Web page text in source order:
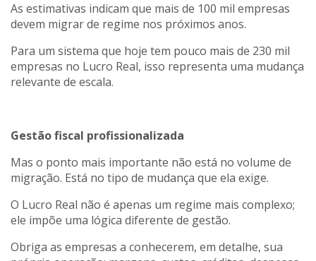
As estimativas indicam que mais de 100 mil empresas
devem migrar de regime nos próximos anos.
Para um sistema que hoje tem pouco mais de 230 mil
empresas no Lucro Real, isso representa uma mudança
relevante de escala.
Gestão fiscal profissionalizada
Mas o ponto mais importante não está no volume de
migração. Está no tipo de mudança que ela exige.
O Lucro Real não é apenas um regime mais complexo;
ele impõe uma lógica diferente de gestão.
Obriga as empresas a conhecerem, em detalhe, sua